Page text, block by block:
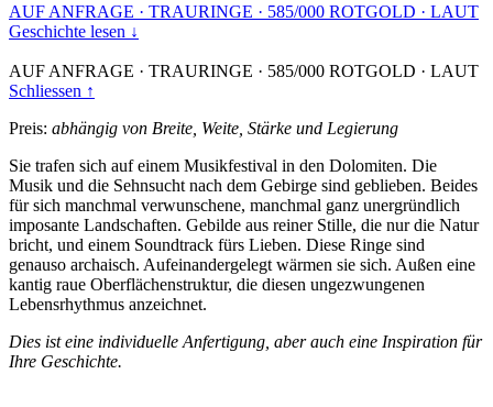
AUF ANFRAGE · TRAURINGE · 585/000 ROTGOLD · LAUT
Geschichte lesen ↓
AUF ANFRAGE · TRAURINGE · 585/000 ROTGOLD · LAUT
Schliessen ↑
Preis: abhängig von Breite, Weite, Stärke und Legierung
Sie trafen sich auf einem Musikfestival in den Dolomiten. Die
Musik und die Sehnsucht nach dem Gebirge sind geblieben. Beides
für sich manchmal verwunschene, manchmal ganz unergründlich
imposante Landschaften. Gebilde aus reiner Stille, die nur die Natur
bricht, und einem Soundtrack fürs Lieben. Diese Ringe sind
genauso archaisch. Aufeinandergelegt wärmen sie sich. Außen eine
kantig raue Oberflächenstruktur, die diesen ungezwungenen
Lebensrhythmus anzeichnet.
Dies ist eine individuelle Anfertigung, aber auch eine Inspiration für
Ihre Geschichte.